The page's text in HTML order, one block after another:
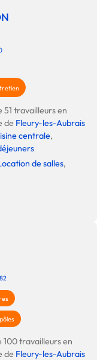
51 travailleurs en
de Fleury-les-Aubrais
centrale,
de salles,
100 travailleurs en
de Fleury-les-Aubrais